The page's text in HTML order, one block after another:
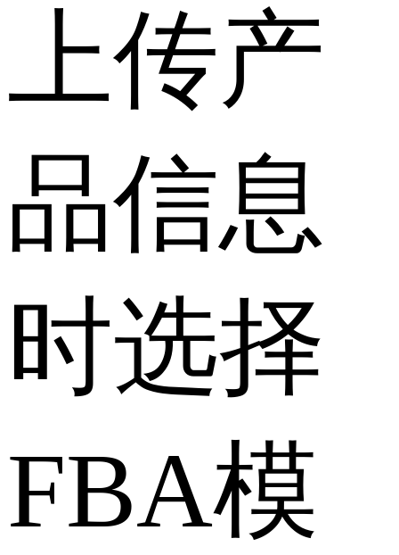
上传产
品信息
时选择
FBA模